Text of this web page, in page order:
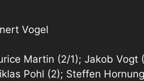
Vogel
Martin (2/1); Jakob Vogt
Pohl (2); Steffen